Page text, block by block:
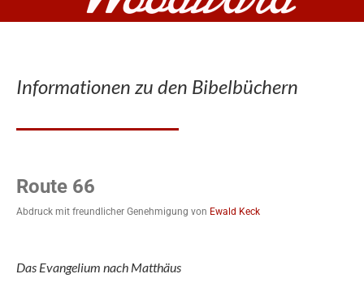
Informationen zu den Bibelbüchern
Route 66
Abdruck mit freundlicher Genehmigung von Ewald Keck
Das Evangelium nach Matthäus